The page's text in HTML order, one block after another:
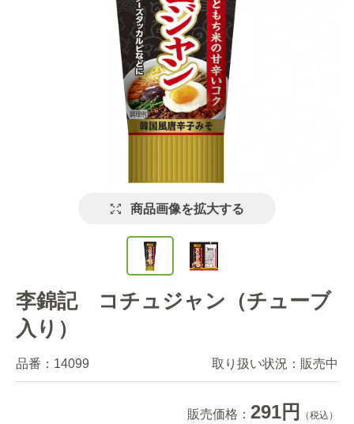
商品画像を拡大する
李錦記 コチュジャン（チューブ
入り）
品番： 14099 取り扱い状況： 販売中
販売価格： 291円 （税込）